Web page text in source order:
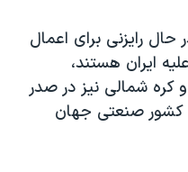
رایزنی برای اعمال
ایران هستند،
کره شمالی نیز در صدر
صنعتی جهان